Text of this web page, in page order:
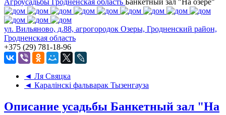
ул. Вильяново, д.88, агрогородок Озеры, Гродненский район,
Гродненская область
+375 (29) 781-18-96
◄ Ля Свяцка
◄ Каралiнскi фальварак Тызенгауза
Описание усадьбы Банкетный зал "На